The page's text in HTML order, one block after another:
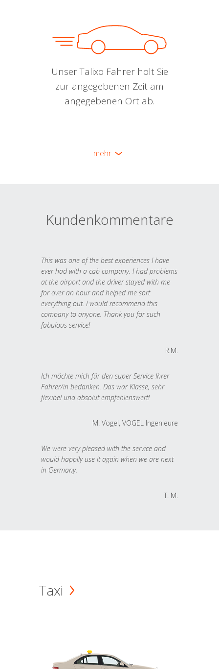
Unser Talixo Fahrer holt Sie
zur angegebenen Zeit am
angegebenen Ort ab.
mehr
Kundenkommentare
This was one of the best experiences I have
ever had with a cab company. I had problems
at the airport and the driver stayed with me
for over an hour and helped me sort
everything out. I would recommend this
company to anyone. Thank you for such
fabulous service!
R.M.
Ich möchte mich für den super Service Ihrer
Fahrer/in bedanken. Das war Klasse, sehr
flexibel und absolut empfehlenswert!
M. Vogel, VOGEL Ingenieure
We were very pleased with the service and
would happily use it again when we are next
in Germany.
T. M.
Taxi